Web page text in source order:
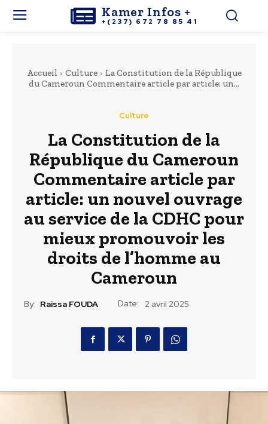
Kamer Infos +
+(237) 672 78 85 41
Accueil Culture
La Constitution de la République
du Cameroun Commentaire article par article: un...
Culture
La Constitution de la
République du Cameroun
Commentaire article par
article: un nouvel ouvrage
au service de la CDHC pour
mieux promouvoir les
droits de l’homme au
Cameroun
By: Raissa FOUDA Date: 2 avril 2025